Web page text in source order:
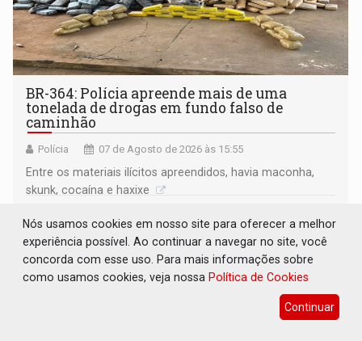
BR-364: Polícia apreende mais de uma
tonelada de drogas em fundo falso de
caminhão
Polícia 07 de Agosto de 2026 às 15:55
Entre os materiais ilícitos apreendidos, havia maconha,
skunk, cocaína e haxixe
Nós usamos cookies em nosso site para oferecer a melhor
experiência possível. Ao continuar a navegar no site, você
concorda com esse uso. Para mais informações sobre
como usamos cookies, veja nossa Política de Cookies
Continuar